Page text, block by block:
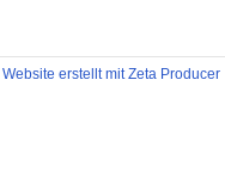
Website erstellt mit Zeta Producer